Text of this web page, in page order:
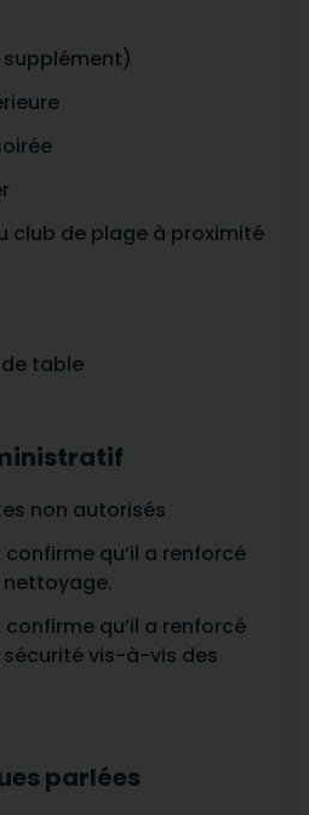
supplément)
club de plage à proximité
table
non autorisés
confirme qu’il a renforcé
nettoyage.
confirme qu’il a renforcé
sécurité vis-à-vis des
parlées